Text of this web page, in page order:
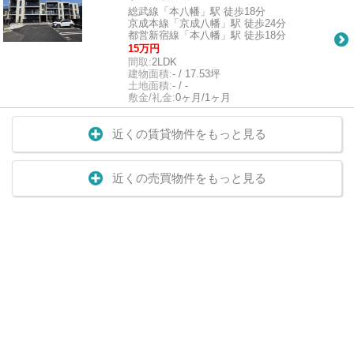
総武線「本八幡」駅 徒歩18分
京成本線「京成八幡」駅 徒歩24分
都営新宿線「本八幡」駅 徒歩18分
15万円
間取:2LDK
建物面積:- / 17.53坪
土地面積:- / -
敷金/礼金:0ヶ月/1ヶ月
近くの賃貸物件をもっと見る
近くの売買物件をもっと見る